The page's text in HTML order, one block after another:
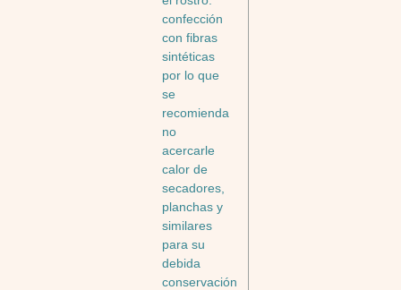
confección
con fibras
sintéticas
por lo que
se
recomienda
no
acercarle
calor de
secadores,
planchas y
similares
para su
debida
conservación